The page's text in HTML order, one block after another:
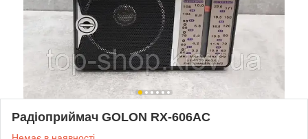
Радіоприймач GOLON RX-606AC